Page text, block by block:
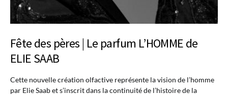
Fête des pères | Le parfum L’HOMME de
ELIE SAAB
Cette nouvelle création olfactive représente la vision de l’homme
par Elie Saab et s’inscrit dans la continuité de l’histoire de la